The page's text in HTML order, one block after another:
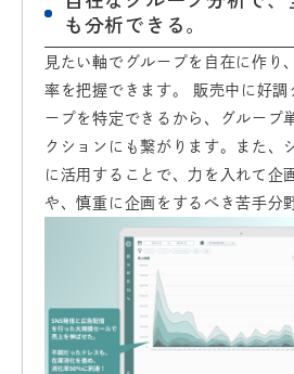
も分析できる。
見たい軸でグループを自在に作り
率を把握できます。 販売中に好
ープを特定できるから、グループ
クションにも繋がります。また、
に活用することで、力を入れて企
や、慎重に企画をするべき苦手分